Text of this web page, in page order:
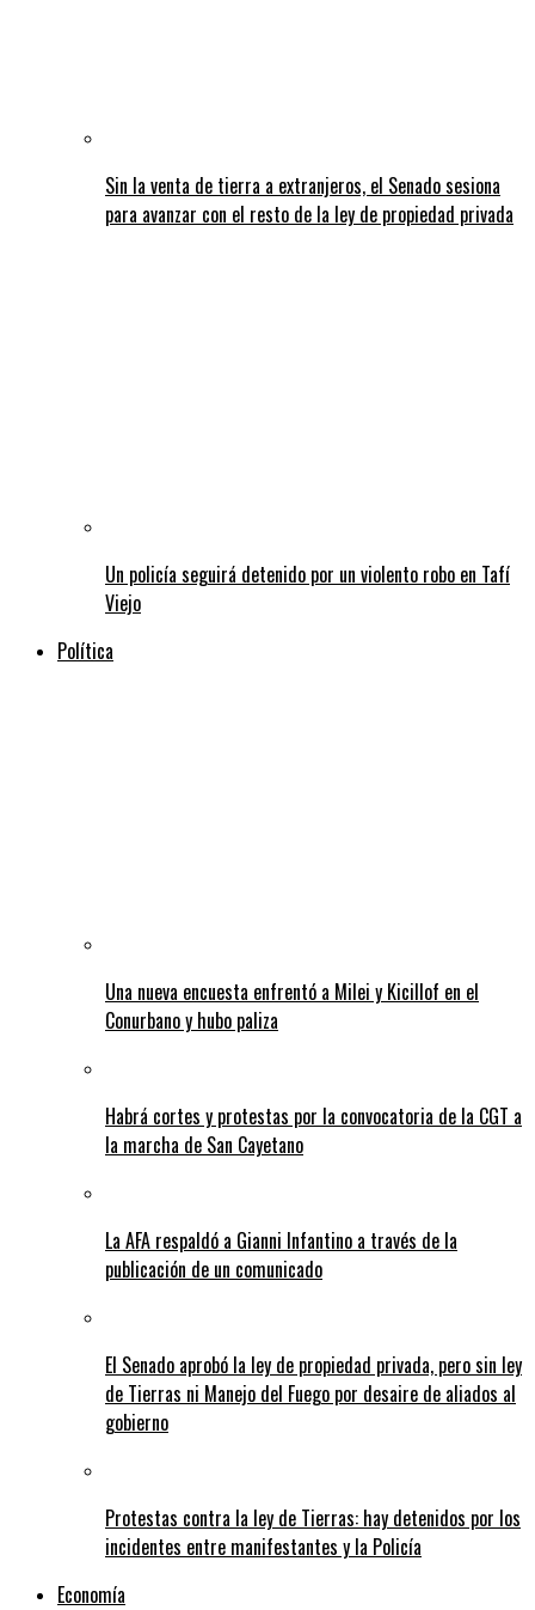
Sin la venta de tierra a extranjeros, el Senado sesiona
para avanzar con el resto de la ley de propiedad privada
Un policía seguirá detenido por un violento robo en Tafí
Viejo
Política
Una nueva encuesta enfrentó a Milei y Kicillof en el
Conurbano y hubo paliza
Habrá cortes y protestas por la convocatoria de la CGT a
la marcha de San Cayetano
La AFA respaldó a Gianni Infantino a través de la
publicación de un comunicado
El Senado aprobó la ley de propiedad privada, pero sin ley
de Tierras ni Manejo del Fuego por desaire de aliados al
gobierno
Protestas contra la ley de Tierras: hay detenidos por los
incidentes entre manifestantes y la Policía
Economía